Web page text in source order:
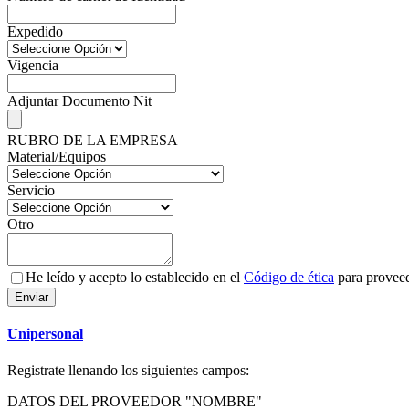
Expedido
Vigencia
Adjuntar Documento Nit
RUBRO DE LA EMPRESA
Material/Equipos
Servicio
Otro
He leído y acepto lo establecido en el Código de ética para
Enviar
Unipersonal
Registrate llenando los siguientes campos:
DATOS DEL PROVEEDOR "NOMBRE"